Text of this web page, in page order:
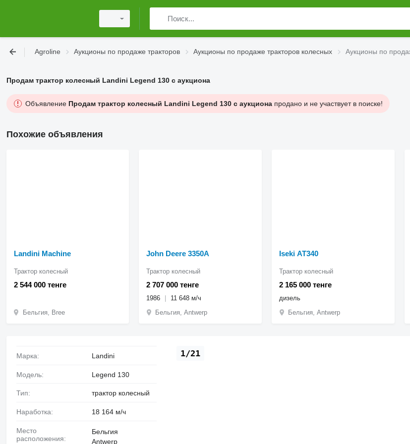
Agroline Аукционы по продаже тракторов Аукционы по продаже тракторов колесных Аукционы по
Продам трактор колесный Landini Legend 130 с аукциона
Объявление Продам трактор колесный Landini Legend 130 с аукционапродано и не участвует в поиске!
Похожие объявления
Landini Machine
2 544 000 тенге
Трактор колесный
Бельгия, Bree
John Deere 3350A
2 707 000 тенге
Трактор колесный
1986
11 648 м/ч
Бельгия, Antwerp
Iseki AT340
2 165 000 тенге
Трактор колесный
дизель
Бельгия, Antwerp
1/21
Марка: Landini
Модель: Legend 130
Тип: трактор колесный
Наработка: 18 164 м/ч
Место
расположения:
Бельгия
Antwerp